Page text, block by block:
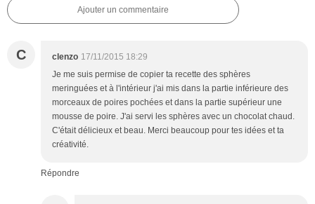
Ajouter un commentaire
C clenzo 17/11/2015 18:29
Je me suis permise de copier ta recette des sphères
meringuées et à l'intérieur j'ai mis dans la partie inférieure des
morceaux de poires pochées et dans la partie supérieur une
mousse de poire. J'ai servi les sphères avec un chocolat chaud.
C'était délicieux et beau. Merci beaucoup pour tes idées et ta
créativité.
Répondre